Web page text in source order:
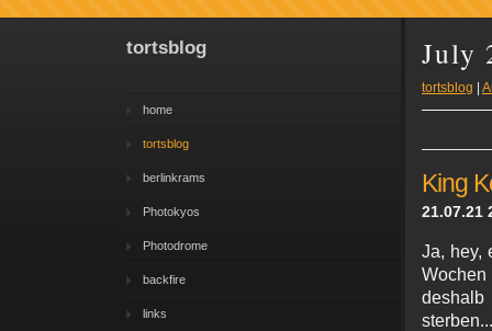
tortsblog
home
tortsblog
berlinkrams
Photokyos
Photodrome
backfire
links
July
tortsblog
King
21.07.21
Ja, hey,
deshalb